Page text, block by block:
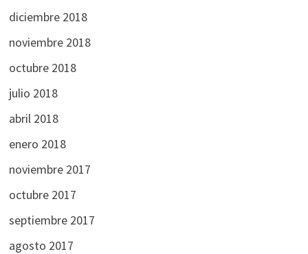
diciembre 2018
noviembre 2018
octubre 2018
julio 2018
abril 2018
enero 2018
noviembre 2017
octubre 2017
septiembre 2017
agosto 2017